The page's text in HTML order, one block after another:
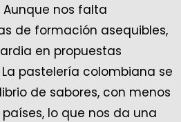
nos falta
de formación asequibles,
en propuestas
pastelería colombiana se
de sabores, con menos
lo que nos da una